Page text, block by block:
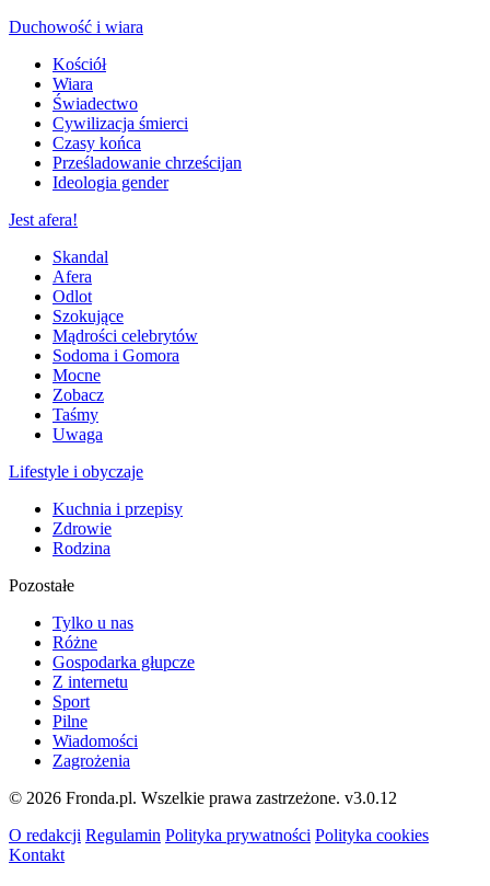
Duchowość i wiara
Kościół
Wiara
Świadectwo
Cywilizacja śmierci
Czasy końca
Prześladowanie chrześcijan
Ideologia gender
Jest afera!
Skandal
Afera
Odlot
Szokujące
Mądrości celebrytów
Sodoma i Gomora
Mocne
Zobacz
Taśmy
Uwaga
Lifestyle i obyczaje
Kuchnia i przepisy
Zdrowie
Rodzina
Pozostałe
Tylko u nas
Różne
Gospodarka głupcze
Z internetu
Sport
Pilne
Wiadomości
Zagrożenia
© 2026 Fronda.pl. Wszelkie prawa zastrzeżone. v3.0.12
O redakcji Regulamin Polityka prywatności Polityka cookies
Kontakt